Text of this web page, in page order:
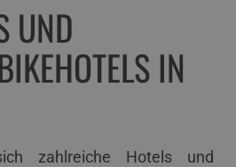
UND
IN
zahlreiche Hotels und